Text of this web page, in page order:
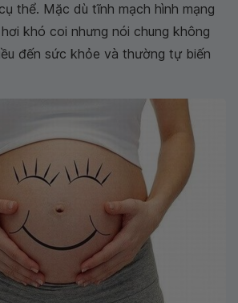
thể. Mặc dù tĩnh mạch hình mạng
khó coi nhưng nói chung không
đến sức khỏe và thường tự biến